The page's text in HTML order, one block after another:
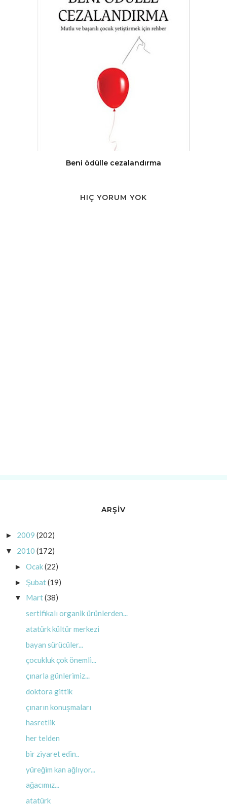
Beni ödülle cezalandırma
HIÇ YORUM YOK
ARŞİV
► 2009 (202)
▼ 2010 (172)
► Ocak(22)
► Şubat(19)
▼ Mart(38)
sertifikalı organik ürünlerden...
atatürk kültür merkezi
bayan sürücüler...
çocukluk çok önemli...
çınarla günlerimiz...
doktora gittik
çınarın konuşmaları
hasretlik
her telden
bir ziyaret edin..
yüreğim kan ağlıyor...
ağacımız...
atatürk